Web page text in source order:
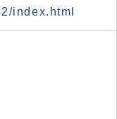
index.html